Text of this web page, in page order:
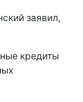
заявил,
кредиты